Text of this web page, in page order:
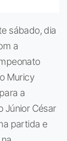
sábado, dia
a
Muricy
a
Júnior César
partida e